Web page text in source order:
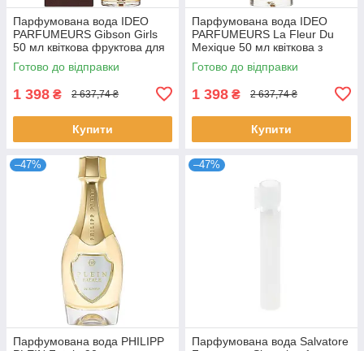
Парфумована вода IDEO
PARFUMEURS Gibson Girls
50 мл квіткова фруктова для
жінок нішева з нотами
персика Ідео
Готово до відправки
1 398 ₴ 2 637,74 ₴
Купити
Парфумована вода IDEO
PARFUMEURS La Fleur Du
Mexique 50 мл квіткова з
жасмином та сандалом для
жінок Ідео
Готово до відправки
1 398 ₴ 2 637,74 ₴
Купити
–47%
Парфумована вода PHILIPP
–47%
Парфумована вода Salvatore